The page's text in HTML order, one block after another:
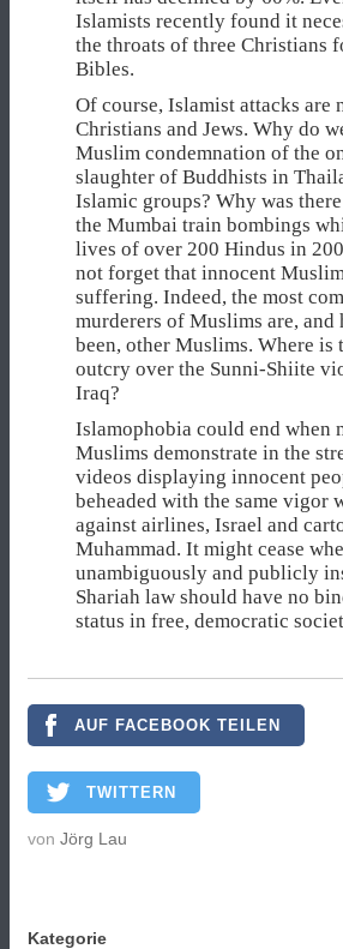
Islamists recently found it
the throats of three Christians
Bibles.
Of course, Islamist attacks are
Christians and Jews. Why do
Muslim condemnation of the
slaughter of Buddhists in
Islamic groups? Why was
the Mumbai train bombings
lives of over 200 Hindus in
not forget that innocent
suffering. Indeed, the most
murderers of Muslims are, and
been, other Muslims. Where is
outcry over the Sunni-Shiite
Iraq?
Islamophobia could end when
Muslims demonstrate in the
videos displaying innocent
beheaded with the same vigor
against airlines, Israel and
Muhammad. It might cease
unambiguously and publicly
Shariah law should have no
status in free, democratic
AUF FACEBOOK TEILEN
TWITTERN
von Jörg Lau
Kategorie